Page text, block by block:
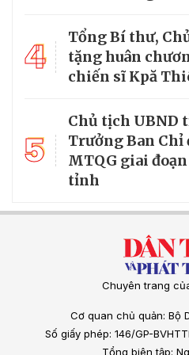
4
Tổng Bí thư,
tặng huân
chiến sĩ Kpă
5
Chủ tịch UBND
Trưởng Ban
MTQG giai
tỉnh
Chuyên trang
Cơ quan chủ quản: Bộ
Số giấy phép: 146/GP-
Tổng biên tập: